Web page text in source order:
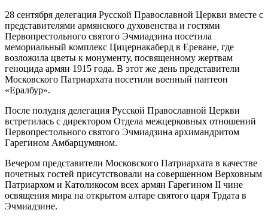
28 сентября делегация Русской Православной Церкви вместе с
представителями армянского духовенства и гостями
Первопрестольного святого Эчмиадзина посетила
мемориальный комплекс Цицернакаберд в Ереване, где
возложила цветы к монументу, посвященному жертвам
геноцида армян 1915 года. В этот же день представители
Московского Патриархата посетили военный пантеон
«Ералбур».
После полудня делегация Русской Православной Церкви
встретилась с директором Отдела межцерковных отношений
Первопрестольного святого Эчмиадзина архимандритом
Гарегином Амбарцумяном.
Вечером представители Московского Патриархата в качестве
почетных гостей присутствовали на совершенном Верховным
Патриархом и Католикосом всех армян Гарегином II чине
освящения мира на открытом алтаре святого царя Трдата в
Эчмиадзине.